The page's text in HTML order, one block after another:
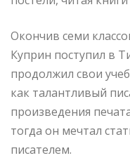
Окончив семи
Куприн поступил в
продолжил свои
как талантливый
произведения
тогда он мечтал
писателем.